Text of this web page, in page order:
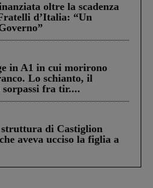
oltre la scadenza
d’Italia: “Un
in A1 in cui morirono
Lo schianto, il
sorpassi fra tir....
struttura di Castiglion
aveva ucciso la figlia a